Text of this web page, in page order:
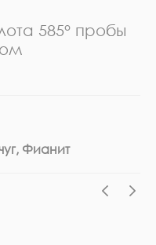
585° пробы
Фианит